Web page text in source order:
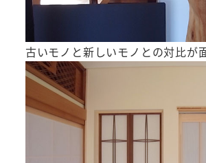
古いモノと新しいモノとの対比が